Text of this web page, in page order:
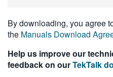
日本語
한국어
繁體中文
By downloading, you agree
the Manuals Download
Help us improve our
feedback on ourTekTalk